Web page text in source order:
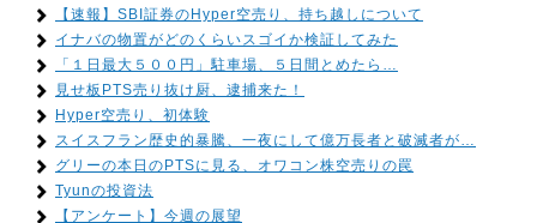
【速報】SBI証券のHyper空売り、持ち越しについて
イナバの物置がどのくらいスゴイか検証してみた
「１日最大５００円」駐車場、５日間とめたら…
見せ板PTS売り抜け厨、逮捕来た！
Hyper空売り、初体験
スイスフラン歴史的暴騰、一夜にして億万長者と破滅者が…
グリーの本日のPTSに見る、オワコン株空売りの罠
Tyunの投資法
【アンケート】今週の展望